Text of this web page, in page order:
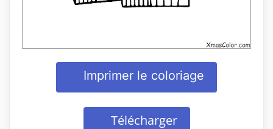
Imprimer le coloriage
Télécharger